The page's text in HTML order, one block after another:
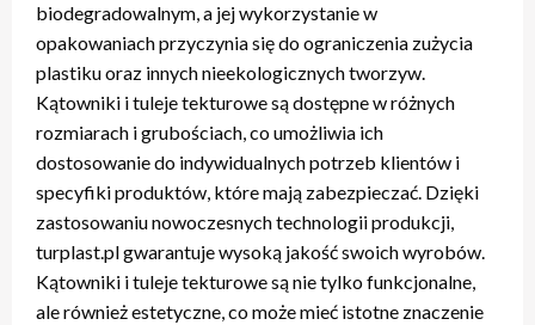
biodegradowalnym, a jej wykorzystanie w
opakowaniach przyczynia się do ograniczenia zużycia
plastiku oraz innych nieekologicznych tworzyw.
Kątowniki i tuleje tekturowe są dostępne w różnych
rozmiarach i grubościach, co umożliwia ich
dostosowanie do indywidualnych potrzeb klientów i
specyfiki produktów, które mają zabezpieczać. Dzięki
zastosowaniu nowoczesnych technologii produkcji,
turplast.pl gwarantuje wysoką jakość swoich wyrobów.
Kątowniki i tuleje tekturowe są nie tylko funkcjonalne,
ale również estetyczne, co może mieć istotne znaczenie